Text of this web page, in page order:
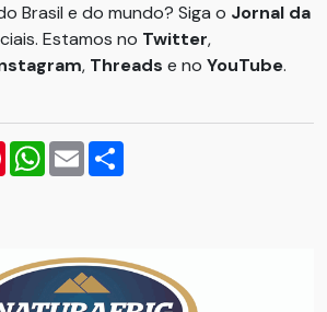
Brasil e do mundo? Siga o Jornal da
Estamos no Twitter,
, Threads e no YouTube.
PinterestWhatsApp
Email